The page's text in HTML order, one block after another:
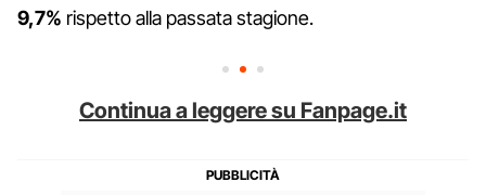
9,7% rispetto alla passata stagione.
Continua a leggere su Fanpage.it